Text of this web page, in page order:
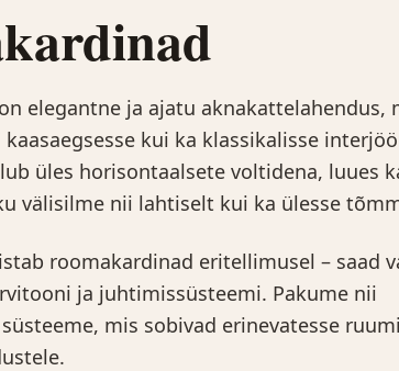
elegantne ja ajatu aknakattelahendus,
kui ka klassikalisse
üles horisontaalsete voltidena, luues
välisilme nii lahtiselt kui ka ülesse
roomakardinad eritellimusel – saad
ja juhtimissüsteemi. Pakume nii
mis sobivad erinevatesse